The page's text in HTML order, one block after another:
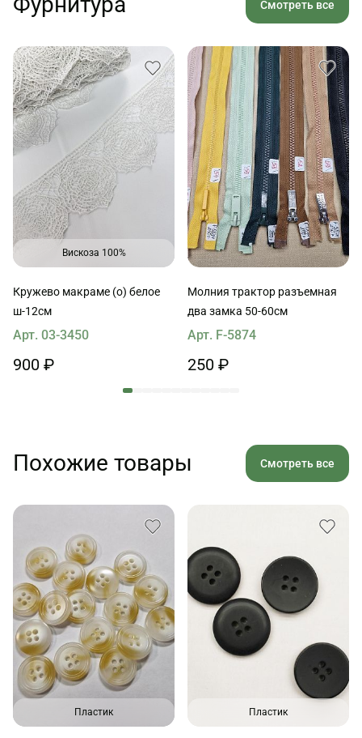
Смотреть все
Вискоза 100%
Кружево макраме (о) белое
ш-12см
Арт. 03-3450
900 ₽
Молния трактор разъемная
два замка 50-60см
Арт. F-5874
250 ₽
Похожие товары Смотреть все
Пластик Пластик